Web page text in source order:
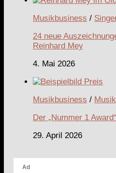
Musikbusiness /
24 neue
Reinhard Mey
4. Mai 2026
Musikbusiness /
Der „Nummer 1
29. April 2026